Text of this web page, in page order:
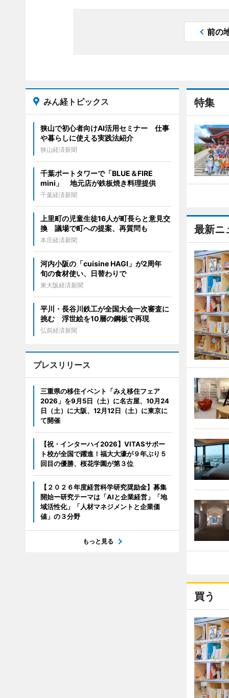
前の
特集
最新ニ
買う
みん経トピックス
狭山で初心者向けAI活用セミナー 仕事
や暮らしに使える実践法紹介
狭山経済新聞
千葉ポートタワーで「BLUE＆FIRE
mini」 地元店が鉄板焼き料理提供
千葉経済新聞
上里町の児童生徒16人が町長らと意見交
換 議場で町への提案、再質問も
本庄経済新聞
河内小阪の「cuisine HAGI」が2周年
旬の食材使い、日替わりで
東大阪経済新聞
平川・長谷川鉄工が全国大会一次審査に
挑む 浮世絵を10層の鋼板で再現
弘前経済新聞
プレスリリース
三重県の移住イベント「みえ移住フェア
2026」を9月5日（土）に名古屋、10月24
日（土）に大阪、12月12日（土）に東京に
て開催
【祝・インターハイ2026】VITASサポー
ト校が全国で躍進！福大大濠が９年ぶり５
回目の優勝、桜花学園が第３位
【２０２６年度経営科学研究奨励金】募集
開始ー研究テーマは「AIと企業経営」「地
域活性化」「人材マネジメントと企業価
値」の３分野
もっと見る